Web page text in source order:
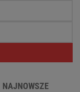
NAJNOWSZE